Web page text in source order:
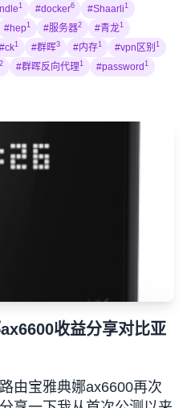
1 #docker6 #Shaarli 1
#hep1 #服务器2 #青龙1
#ck1 #群晖3 #内存1 #vpn区别 1
2 #群晖反向代理1 #password 1
收益分享对比亚
由宝雅典娜ax6600再次